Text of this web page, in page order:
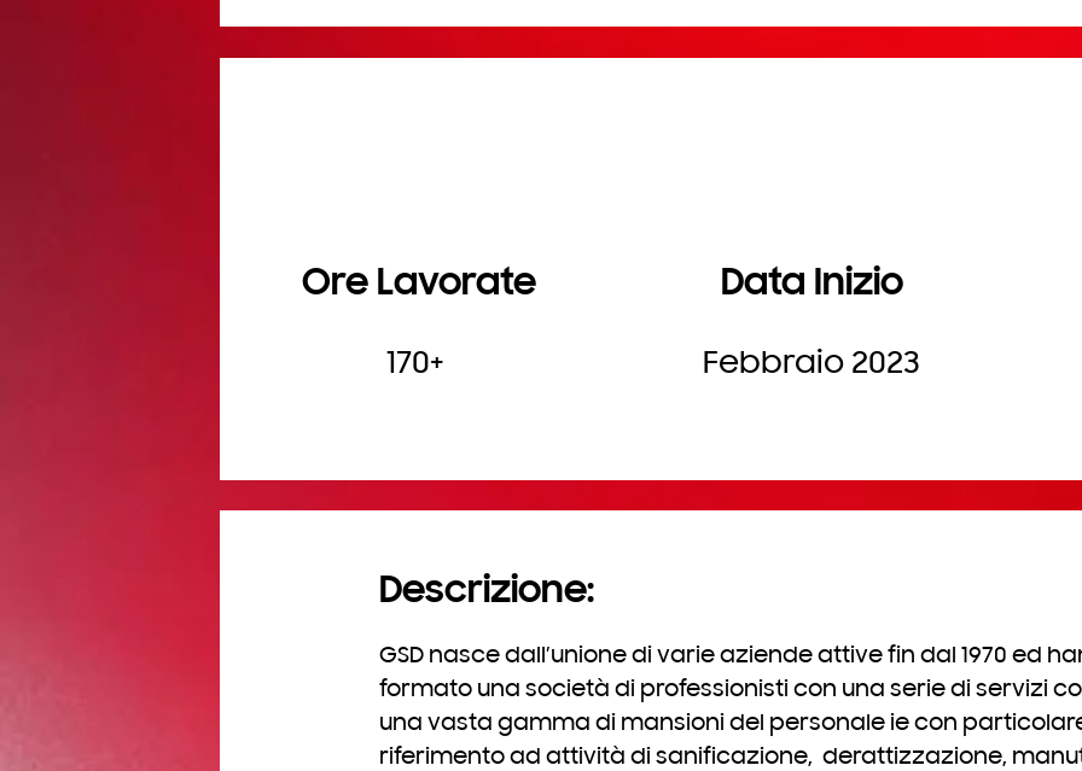
Ore Lavorate
170+
Data Inizio
Febbraio 2023
Descrizione:
GSD nasce dall’unione di varie aziende attive fin dal 1970 ed
formato una società di professionisti con una serie di servizi
una vasta gamma di mansioni del personale ie con
riferimento ad attività di sanificazione, derattizzazione,